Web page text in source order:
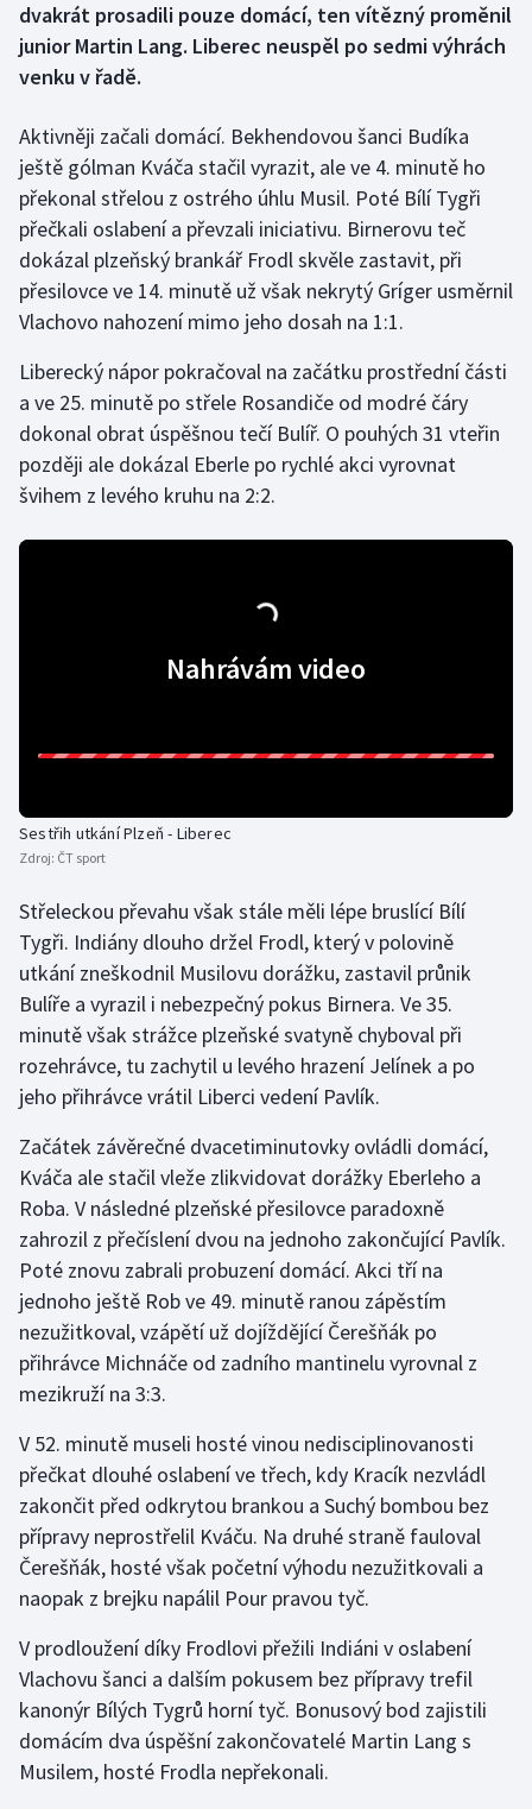
Dostihy
Futsal
Golf
Gymnastika
Házená
Jezdectví
Judo
Krasobruslení
Moderní pětiboj
Parasport
Plážový volejbal
Ragby
Rychlobruslení
Short track
Sportovní střelba
Stolní tenis
Triatlon
Veslování
Vodní slalom
Volejbal
Ostatní
dvakrát prosadili pouze domácí, ten vítězný proměnil
junior Martin Lang. Liberec neuspěl po sedmi výhrách
venku v řadě.
Aktivněji začali domácí. Bekhendovou šanci Budíka
ještě gólman Kváča stačil vyrazit, ale ve 4. minutě ho
překonal střelou z ostrého úhlu Musil. Poté Bílí Tygři
přečkali oslabení a převzali iniciativu. Birnerovu teč
dokázal plzeňský brankář Frodl skvěle zastavit, při
přesilovce ve 14. minutě už však nekrytý Gríger usměrnil
Vlachovo nahození mimo jeho dosah na 1:1.
Liberecký nápor pokračoval na začátku prostřední části
a ve 25. minutě po střele Rosandiče od modré čáry
dokonal obrat úspěšnou tečí Bulíř. O pouhých 31 vteřin
později ale dokázal Eberle po rychlé akci vyrovnat
švihem z levého kruhu na 2:2.
Nahrávám video
Sestřih utkání Plzeň - Liberec
Zdroj: ČT sport
Střeleckou převahu však stále měli lépe bruslící Bílí
Tygři. Indiány dlouho držel Frodl, který v polovině
utkání zneškodnil Musilovu dorážku, zastavil průnik
Bulíře a vyrazil i nebezpečný pokus Birnera. Ve 35.
minutě však strážce plzeňské svatyně chyboval při
rozehrávce, tu zachytil u levého hrazení Jelínek a po
jeho přihrávce vrátil Liberci vedení Pavlík.
Začátek závěrečné dvacetiminutovky ovládli domácí,
Kváča ale stačil vleže zlikvidovat dorážky Eberleho a
Roba. V následné plzeňské přesilovce paradoxně
zahrozil z přečíslení dvou na jednoho zakončující Pavlík.
Poté znovu zabrali probuzení domácí. Akci tří na
jednoho ještě Rob ve 49. minutě ranou zápěstím
nezužitkoval, vzápětí už dojíždějící Čerešňák po
přihrávce Michnáče od zadního mantinelu vyrovnal z
mezikruží na 3:3.
V 52. minutě museli hosté vinou nedisciplinovanosti
přečkat dlouhé oslabení ve třech, kdy Kracík nezvládl
zakončit před odkrytou brankou a Suchý bombou bez
přípravy neprostřelil Kváču. Na druhé straně fauloval
Čerešňák, hosté však početní výhodu nezužitkovali a
naopak z brejku napálil Pour pravou tyč.
V prodloužení díky Frodlovi přežili Indiáni v oslabení
Vlachovu šanci a dalším pokusem bez přípravy trefil
kanonýr Bílých Tygrů horní tyč. Bonusový bod zajistili
domácím dva úspěšní zakončovatelé Martin Lang s
Musilem, hosté Frodla nepřekonali.